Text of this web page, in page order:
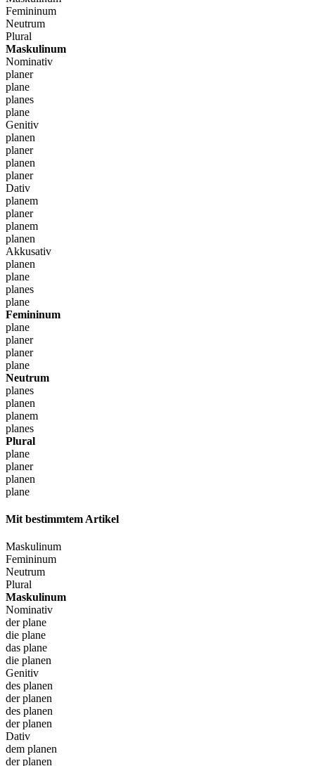
Femininum
Neutrum
Plural
Maskulinum
Nominativ
planer
plane
planes
plane
Genitiv
planen
planer
planen
planer
Dativ
planem
planer
planem
planen
Akkusativ
planen
plane
planes
plane
Femininum
plane
planer
planer
plane
Neutrum
planes
planen
planem
planes
Plural
plane
planer
planen
plane
Mit bestimmtem Artikel
Maskulinum
Femininum
Neutrum
Plural
Maskulinum
Nominativ
der plane
die plane
das plane
die planen
Genitiv
des planen
der planen
des planen
der planen
Dativ
dem planen
der planen